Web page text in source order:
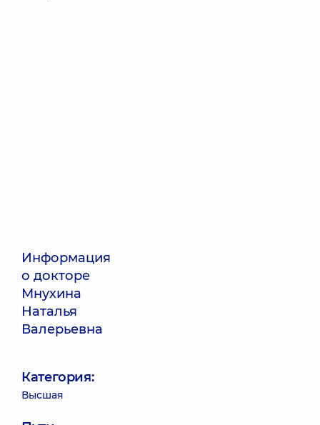
Информация
о докторе
Мнухина
Наталья
Валерьевна
Категория:
Высшая